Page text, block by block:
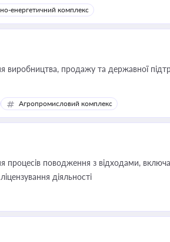
енергетичний комплекс
виробництва, продажу та державної
Агропромисловий комплекс
процесів поводження з відходами,
діяльності